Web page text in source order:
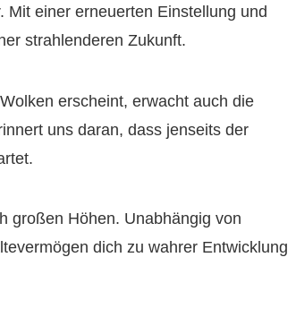
einer erneuerten Einstellung und
strahlenderen Zukunft.
erscheint, erwacht auch die
uns daran, dass jenseits der
großen Höhen. Unabhängig von
dich zu wahrer Entwicklung